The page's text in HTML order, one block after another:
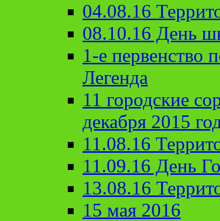
04.08.16
08.10.16 День
1-е первенство
Легенда
11 городские
декабря 2015
11.08.16
11.09.16 День
13.08.16
15 мая 2016